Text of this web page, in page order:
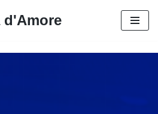
d'Amore